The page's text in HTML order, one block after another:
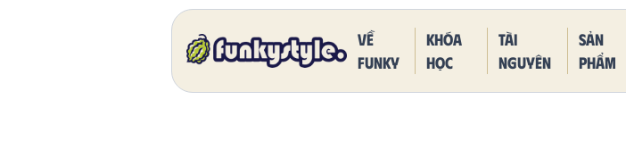
Về
funky
Khóa
học
Tài
nguyên
Sản
phẩm
Home Our Products DK 5011 One Piece Kaido Blue Dragon Form